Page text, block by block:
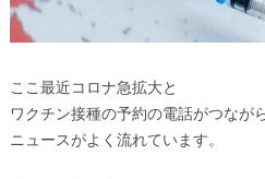
ここ最近コロナ急拡大と
ワクチン接種の予約の電話がつなが
ニュースがよく流れています。